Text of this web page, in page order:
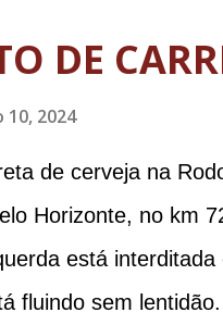
DE
2024
de cerveja na
Horizonte, no km
está
fluindo sem